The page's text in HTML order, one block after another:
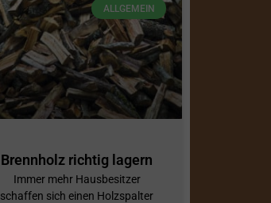
ALLGEMEIN
Brennholz richtig lagern
Immer mehr Hausbesitzer
schaffen sich einen Holzspalter